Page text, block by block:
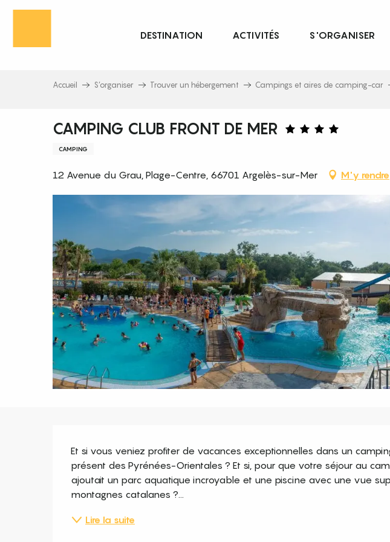
Aller
principal
DESTINATION ACTIVITÉS S'ORGANISER
Accueil S’organiser Trouver un hébergement Campings et aires de camping-car
CAMPING CLUB FRONT DE MER
CAMPING
12 Avenue du Grau, Plage-Centre, 66701 Argelès-sur-Mer M'y rendre
Et si vous veniez profiter de vacances exceptionnelles dans un
présent des Pyrénées-Orientales ? Et si, pour que votre séjour au
ajoutait un parc aquatique incroyable et une piscine avec une vue
montagnes catalanes ?...
Lire la suite